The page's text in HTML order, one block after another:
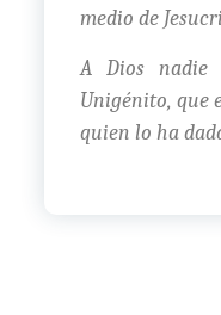
medio de
A Dios nadie
Unigénito, que
quien lo ha